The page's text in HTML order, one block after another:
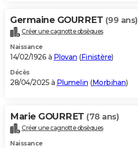
Germaine GOURRET (99 ans)
Créer une cagnotte obsèques
Naissance
14/02/1926 à Plovan (Finistère)
Décès
28/04/2025 à Plumelin (Morbihan)
Marie GOURRET (78 ans)
Créer une cagnotte obsèques
Naissance